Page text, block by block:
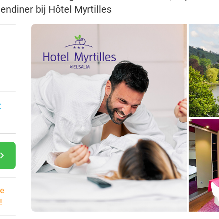
bij Hôtel Myrtilles
navigate_next